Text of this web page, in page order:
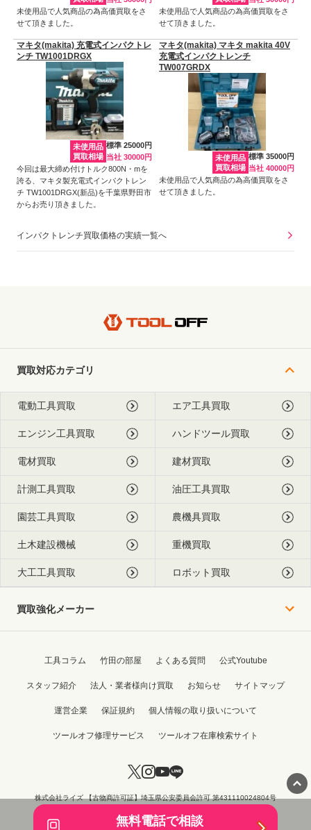
無料電話で相談
未使用品で人気商品の為高価買取をさ
せて頂きました。
未使用品で人気商品の為高価買取をさ
せて頂きました。
マキタ(makita) 充電式インパクトレ
ンチ TW1001DRGX
未使用品
買取相場
標準 25000円
当社 30000円
今回は最大締め付けトルク800N・mを
誇る、マキタ製充電式インパクトレン
チ TW1001DRGX(新品)を千葉県野田市
からお売り頂きました。
マキタ(makita) マキタ makita 40V
充電式インパクトレンチ
TW007GRDX
未使用品
買取相場
標準 35000円
当社 40000円
未使用品で人気商品の為高価買取をさ
せて頂きました。
インパクトレンチ買取価格の実績一覧へ
買取対応カテゴリ
電動工具買取 エア工具買取
エンジン工具買取 ハンドツール買取
電材買取 建材買取
計測工具買取 油圧工具買取
園芸工具買取 農機具買取
土木建設機械 重機買取
大工工具買取 ロボット買取
買取強化メーカー
工具コラム 竹田の部屋 よくある質問 公式Youtube
スタッフ紹介 法人・業者様向け買取 お知らせ サイトマップ
運営企業 保証規約 個人情報の取り扱いについて
ツールオフ修理サービス ツールオフ在庫検索サイト
株式会社ライズ 【古物商許可証】埼玉県公安委員会許可 第431110024804号